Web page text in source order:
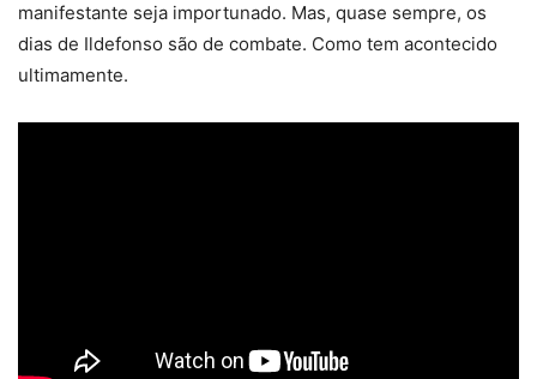
manifestante seja importunado. Mas, quase sempre, os
dias de Ildefonso são de combate. Como tem acontecido
ultimamente.